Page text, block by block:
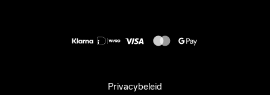
Privacybeleid